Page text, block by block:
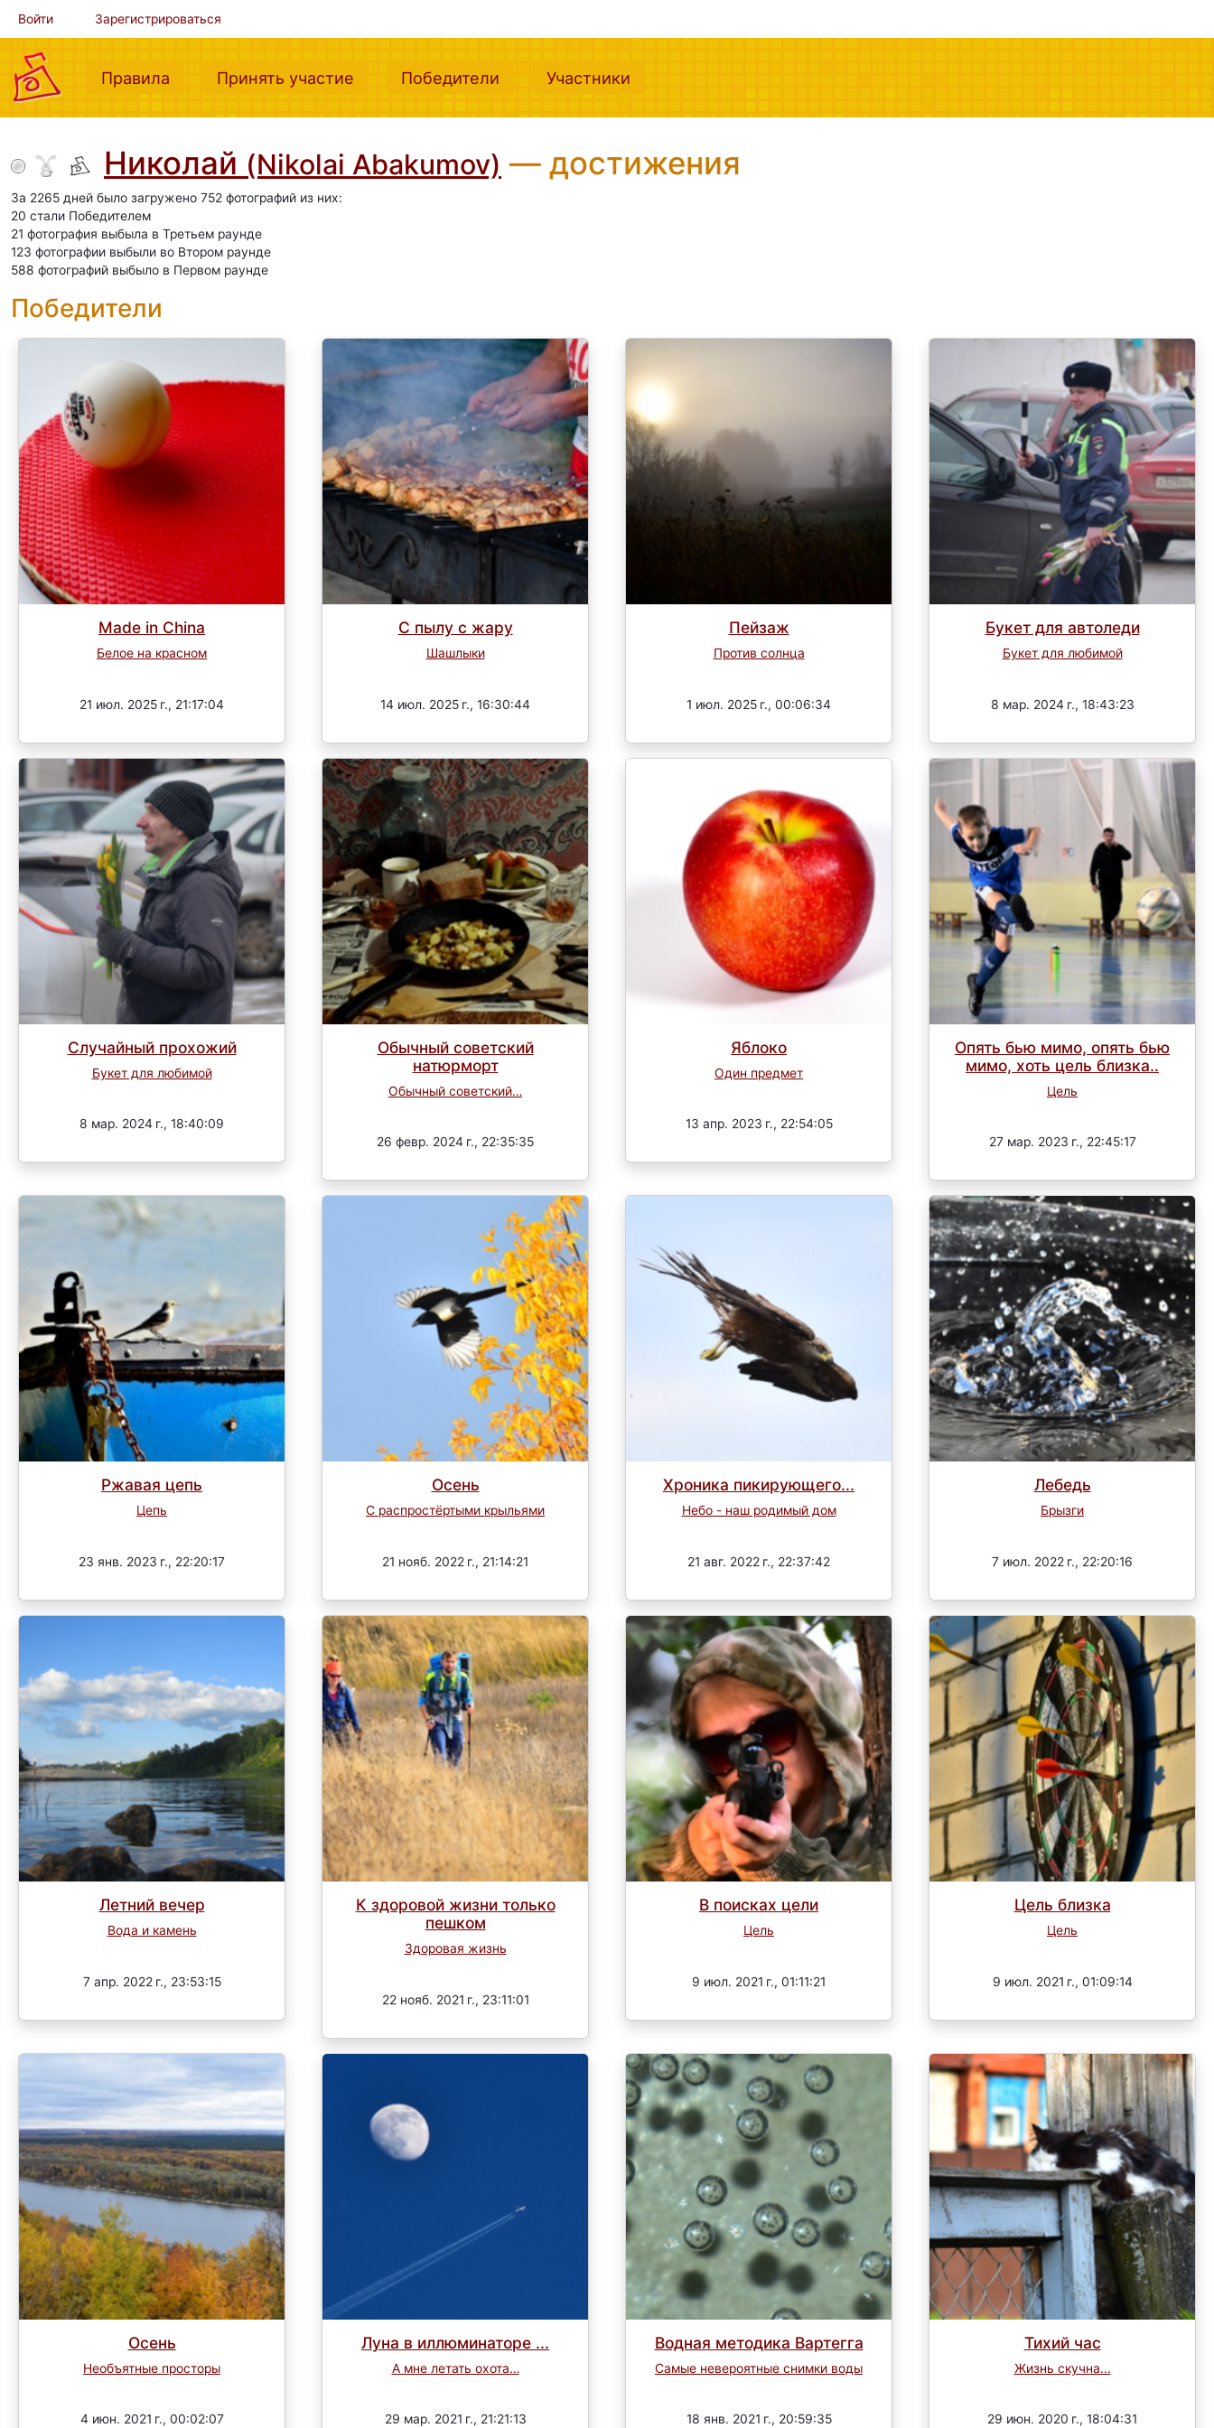
Войти Зарегистрироваться
Правила (current)Принять участие (current)Победители (current)Участники
Николай (Nikolai Abakumov) — достижения
За 2265 дней было загружено 752 фотографий из них:
20 стали Победителем
21 фотография выбыла в Третьем раунде
123 фотографии выбыли во Втором раунде
588 фотографий выбыло в Первом раунде
Победители
Made in Сhina
Белое на красном
21 июл. 2025 г., 21:17:04
С пылу с жару
Шашлыки
14 июл. 2025 г., 16:30:44
Пейзаж
Против солнца
1 июл. 2025 г., 00:06:34
Букет для автоледи
Букет для любимой
8 мар. 2024 г., 18:43:23
Случайный прохожий
Букет для любимой
8 мар. 2024 г., 18:40:09
Обычный советский
натюрморт
Обычный советский…
26 февр. 2024 г., 22:35:35
Яблоко
Один предмет
13 апр. 2023 г., 22:54:05
Опять бью мимо, опять бью
мимо, хоть цель близка..
Цель
27 мар. 2023 г., 22:45:17
Ржавая цепь
Цепь
23 янв. 2023 г., 22:20:17
Осень
С распростёртыми крыльями
21 нояб. 2022 г., 21:14:21
Хроника пикирующего...
Небо - наш родимый дом
21 авг. 2022 г., 22:37:42
Лебедь
Брызги
7 июл. 2022 г., 22:20:16
Летний вечер
Вода и камень
7 апр. 2022 г., 23:53:15
К здоровой жизни только
пешком
Здоровая жизнь
22 нояб. 2021 г., 23:11:01
В поисках цели
Цель
9 июл. 2021 г., 01:11:21
Цель близка
Цель
9 июл. 2021 г., 01:09:14
Осень
Необъятные просторы
4 июн. 2021 г., 00:02:07
Луна в иллюминаторе ...
А мне летать охота…
29 мар. 2021 г., 21:21:13
Водная методика Вартегга
Самые невероятные снимки воды
18 янв. 2021 г., 20:59:35
Тихий час
Жизнь скучна...
29 июн. 2020 г., 18:04:31